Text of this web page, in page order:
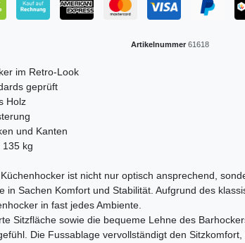
Artikelnummer 61618
im Retro-Look
geprüft
Holz
und Kanten
135 kg
ist nicht nur optisch ansprechend,
in Sachen Komfort und Stabilität. Aufgrund des
in fast jedes Ambiente.
Sitzfläche sowie die bequeme Lehne des
Die Fussablage vervollständigt den Sitzkomfort,